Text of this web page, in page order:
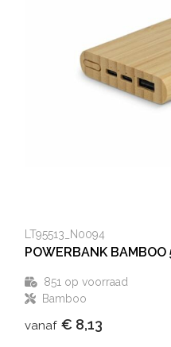
LT95513_N0094
POWERBANK BAMBOO
851 op voorraad
Bamboo
vanaf € 8,13